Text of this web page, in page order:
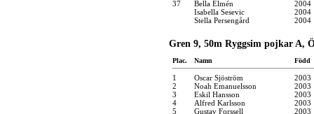
37 Bella Elmén
2004
Isabella Sesevic
2004
Stella Persengård
2004
Gren 9, 50m Ryggsim pojkar A,
Plac. Namn Född
1 Oscar Sjöström
2003
2
Noah Emanuelsson
2003
3
Eskil Hansson
2003
4
Alfred Karlsson
2003
5
Gustav Forssell
2003